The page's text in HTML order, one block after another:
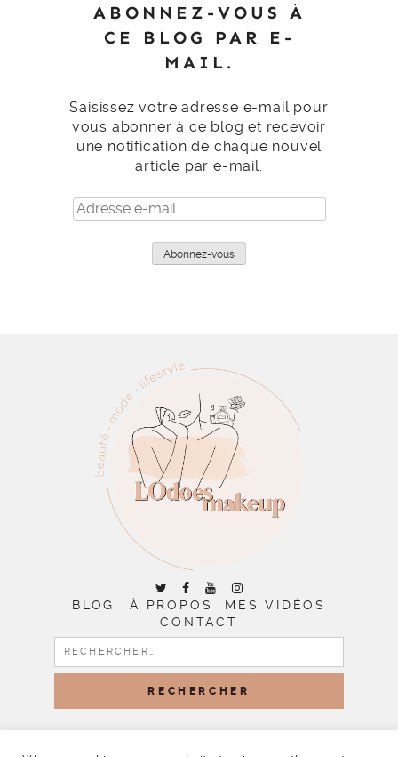
ABONNEZ-VOUS À
CE BLOG PAR E-
MAIL.
Saisissez votre adresse e-mail pour
vous abonner à ce blog et recevoir
une notification de chaque nouvel
article par e-mail.
Adresse
e-
Abonnez-vous
BLOG À PROPOS
MES VIDÉOS
CONTACT
RECHERCHER :